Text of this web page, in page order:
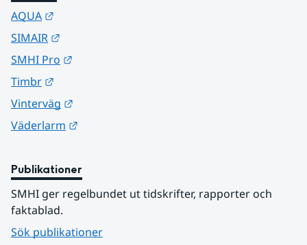
AQUA
SIMAIR
SMHI Pro
Timbr
Vinterväg
Väderlarm
Publikationer
SMHI ger regelbundet ut tidskrifter, rapporter och
faktablad.
Sök publikationer